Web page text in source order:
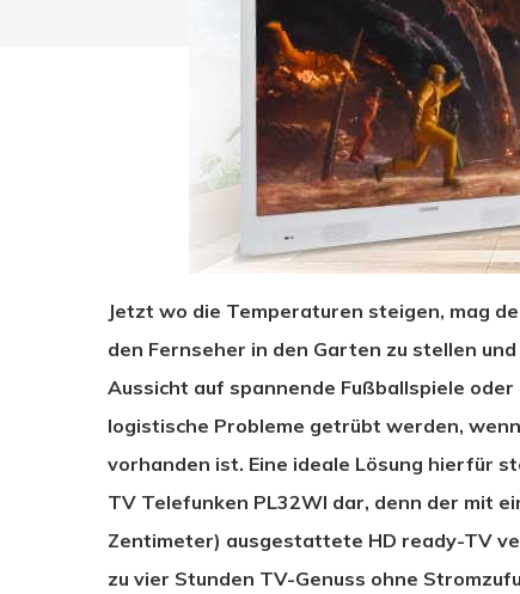
Drücken Sie Enter zum Suchen oder ESC zum
Jetzt wo die Temperaturen steigen, mag
den Fernseher in den Garten zu stellen
Aussicht auf spannende Fußballspiele
logistische Probleme getrübt werden,
vorhanden ist. Eine ideale Lösung hierfür
TV Telefunken PL32WI dar, denn der mit
Zentimeter) ausgestattete HD ready-TV
zu vier Stunden TV-Genuss ohne